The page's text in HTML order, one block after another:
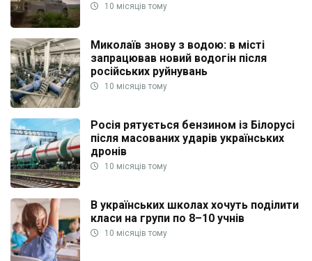
10 місяців тому
Миколаїв знову з водою: в місті
запрацював новий водогін після
російських руйнувань
10 місяців тому
Росія рятується бензином із Білорусі
після масованих ударів українських
дронів
10 місяців тому
В українських школах хочуть поділити
класи на групи по 8–10 учнів
10 місяців тому